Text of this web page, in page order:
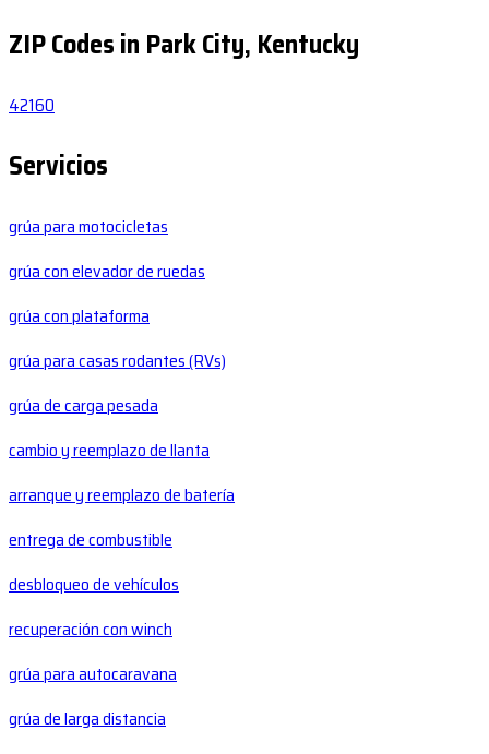
ZIP Codes in Park City, Kentucky
42160
Servicios
grúa para motocicletas
grúa con elevador de ruedas
grúa con plataforma
grúa para casas rodantes (RVs)
grúa de carga pesada
cambio y reemplazo de llanta
arranque y reemplazo de batería
entrega de combustible
desbloqueo de vehículos
recuperación con winch
grúa para autocaravana
grúa de larga distancia